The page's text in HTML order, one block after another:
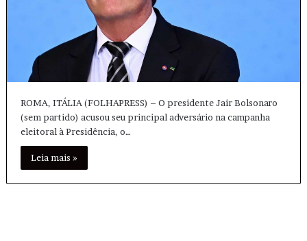
ROMA, ITÁLIA (FOLHAPRESS) – O presidente Jair Bolsonaro
(sem partido) acusou seu principal adversário na campanha
eleitoral à Presidência, o…
Leia mais »